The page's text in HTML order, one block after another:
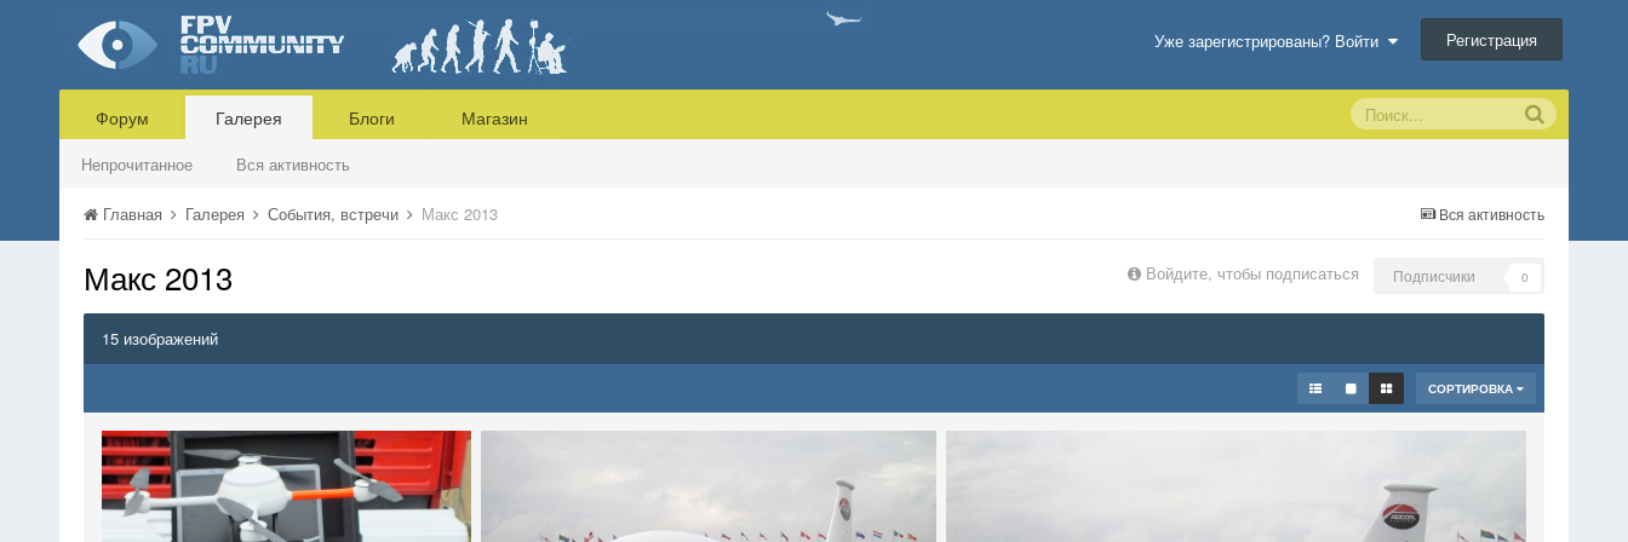
Уже зарегистрированы? Войти Регистрация
Форум Галерея
Непрочитанное Вся активность
Блоги Магазин
Вся активность
Главная Галерея События, встречи Макс 2013
Макс 2013 Войдите, чтобы подписаться Подписчики 0
15 изображений
СОРТИРОВКА